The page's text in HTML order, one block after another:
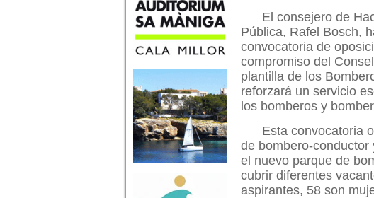
El consejero de
Pública, Rafel Bosch,
convocatoria de
compromiso del
plantilla de los
reforzará un servicio
los bomberos y
Esta convocatoria
de bombero-
el nuevo parque de
cubrir diferentes
aspirantes, 58 son